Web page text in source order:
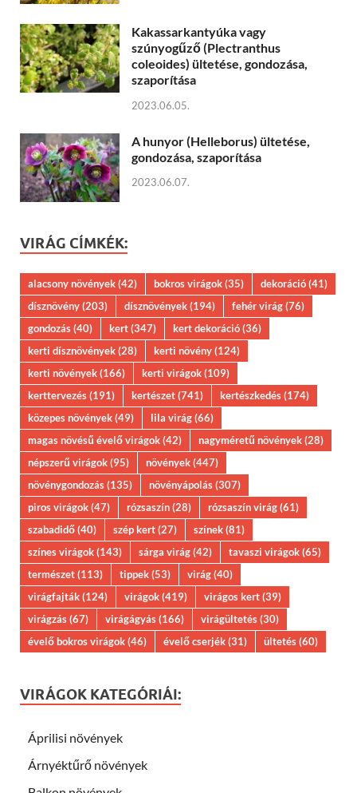
Kakassarkantyúka vagy
szúnyogűző (Plectranthus
coleoides) ültetése, gondozása,
szaporítása
2023.06.05.
A hunyor (Helleborus) ültetése,
gondozása, szaporítása
2023.06.07.
VIRÁG CÍMKÉK:
alacsony növények(42) bokros virágok(35) dekoráció(41)
dísznövény(203) dísznövények(194) fehér virág(76)
gondozás(40) kert(347) kert dekoráció(36)
kerti dísznövények(28) kerti növény(124)
kerti növények(166) kerti virágok(109)
kerttervezés(191) kertészet(741) kertészkedés(174)
közepes növények(49) lila virág(66)
magas növésű évelő virágok(42) nagyméretű növények(28)
népszerű virágok(95) növények(447)
növénygondozás(135) növényápolás(307)
piros virágok(47) rózsaszín(28) rózsaszín virág(61)
szabadidő(40) szép kert(27) színek(81)
színes virágok(143) sárga virág(42) tavaszi virágok(65)
természet(113) tippek(53) virág(40)
virágfajták(124) virágok(419) virágos kert(39)
virágzás(67) virágágyás(166) virágültetés(30)
évelő bokros virágok(46) évelő cserjék(31) ültetés(60)
VIRÁGOK KATEGÓRIÁI:
Áprilisi növények
Árnyéktűrő növények